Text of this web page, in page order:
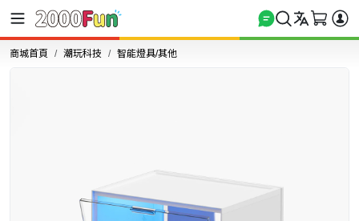
商城首頁 潮玩科技 智能燈具/其他